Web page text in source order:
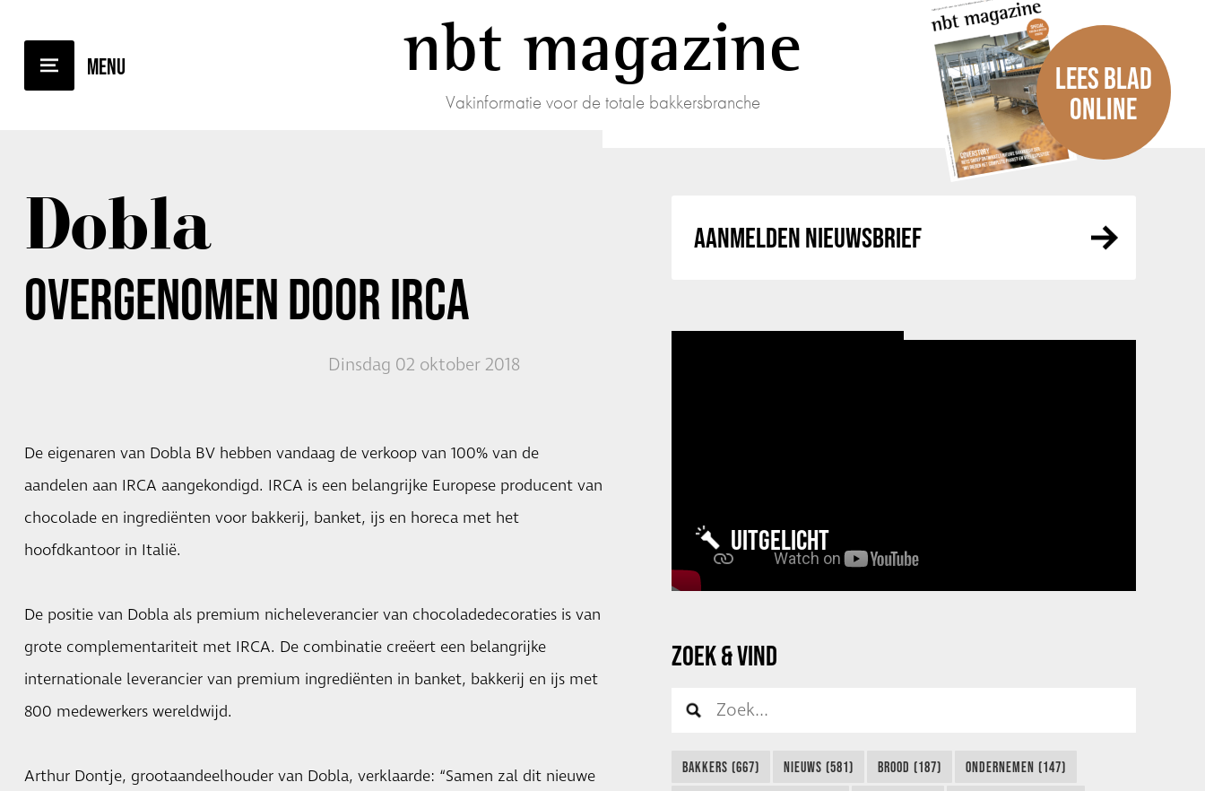
nbt magazine
Vakinformatie voor de totale bakkersbranche
LEES BLAD
ONLINE
Dobla
OVERGENOMEN DOOR IRCA
Dinsdag 02 oktober 2018
De eigenaren van Dobla BV hebben vandaag de verkoop van 100% van de
aandelen aan IRCA aangekondigd. IRCA is een belangrijke Europese producent van
chocolade en ingrediënten voor bakkerij, banket, ijs en horeca met het
hoofdkantoor in Italië.
De positie van Dobla als premium nicheleverancier van chocoladedecoraties is van
grote complementariteit met IRCA. De combinatie creëert een belangrijke
internationale leverancier van premium ingrediënten in banket, bakkerij en ijs met
800 medewerkers wereldwijd.
Arthur Dontje, grootaandeelhouder van Dobla, verklaarde: “Samen zal dit nieuwe
AANMELDEN NIEUWSBRIEF
UITGELICHT
ZOEK & VIND
BAKKERS (667) NIEUWS (581) BROOD (187) ONDERNEMEN (147)